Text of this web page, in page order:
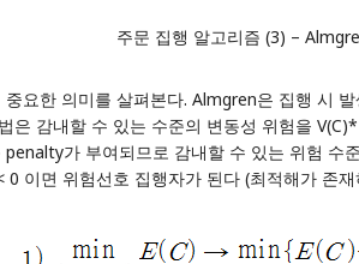
주문 집행 알고리즘 (3) –
중요한 의미를 살펴본다. Almgren은 집행 시
은 감내할 수 있는 수준의 변동성 위험을
가 부여되므로 감내할 수 있는 위험
이면 위험선호 집행자가 된다 (최적해가 존